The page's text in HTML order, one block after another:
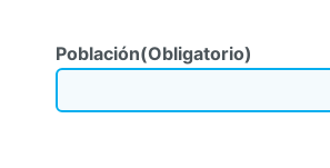
Población(Obligatorio)